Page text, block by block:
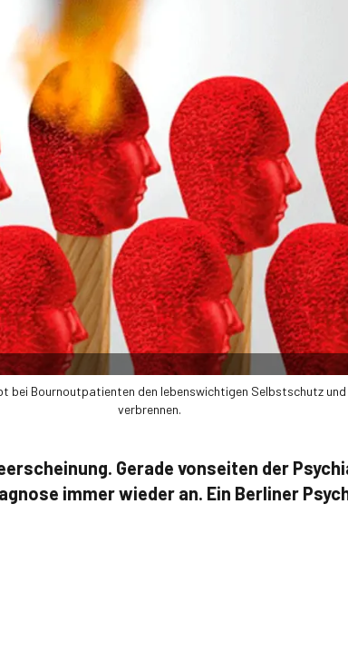
bei Bournoutpatienten den lebenswichtigen Selbstschutz
verbrennen.
Gerade vonseiten der
immer wieder an. Ein Berliner